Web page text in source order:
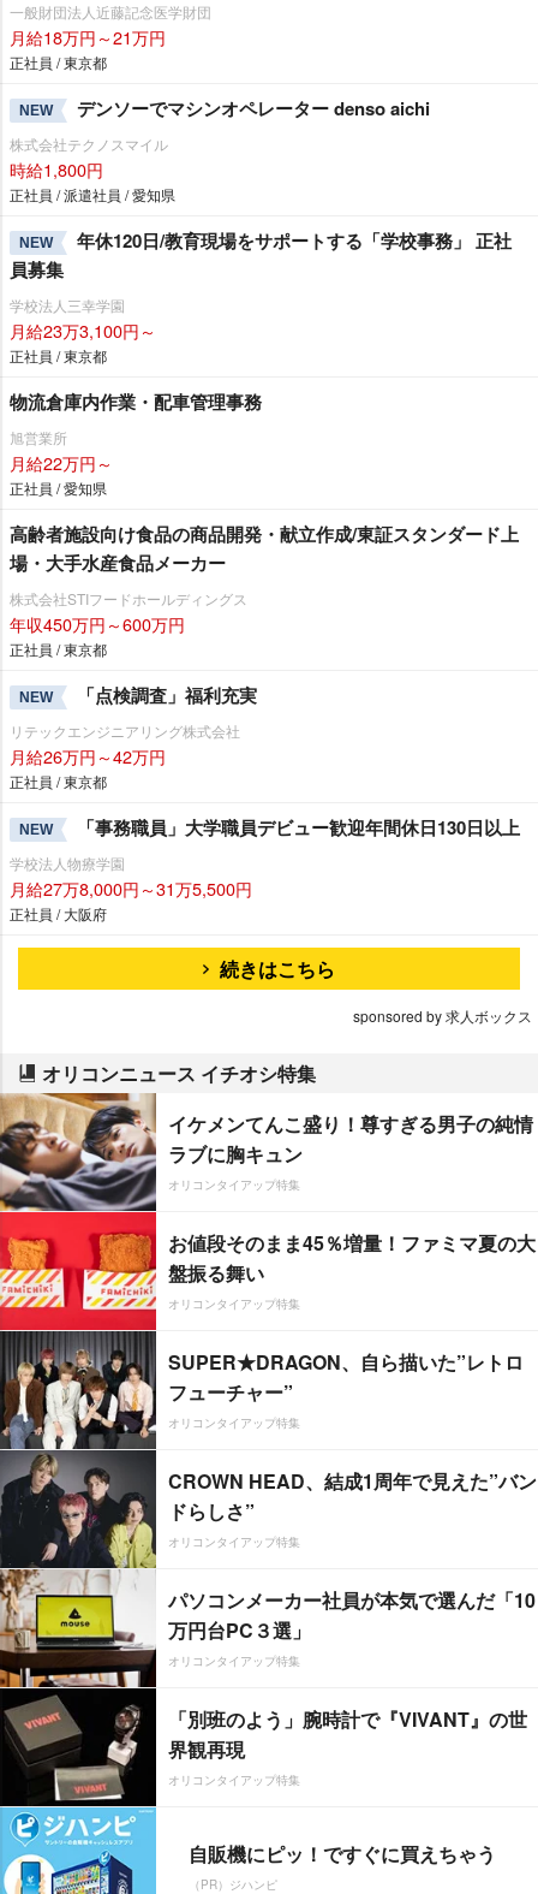
一般財団法人近藤記念医学財団
月給18万円～21万円
正社員 / 東京都
NEW デンソーでマシンオペレーター denso aichi
株式会社テクノスマイル
時給1,800円
正社員 / 派遣社員 / 愛知県
NEW
年休120日/教育現場をサポートする「学校事務」 正社
員募集
学校法人三幸学園
月給23万3,100円～
正社員 / 東京都
物流倉庫内作業・配車管理事務
旭営業所
月給22万円～
正社員 / 愛知県
高齢者施設向け食品の商品開発・献立作成/東証スタンダード上
場・大手水産食品メーカー
株式会社STIフードホールディングス
年収450万円～600万円
正社員 / 東京都
NEW 「点検調査」福利充実
リテックエンジニアリング株式会社
月給26万円～42万円
正社員 / 東京都
NEW 「事務職員」大学職員デビュー歓迎年間休日130日以上
学校法人物療学園
月給27万8,000円～31万5,500円
正社員 / 大阪府
続きはこちら
sponsored by 求人ボックス
オリコンニュース イチオシ特集
イケメンてんこ盛り！尊すぎる男子の純情
ラブに胸キュン
オリコンタイアップ特集
お値段そのまま45％増量！ファミマ夏の大
盤振る舞い
オリコンタイアップ特集
SUPER★DRAGON、自ら描いた”レトロ
フューチャー”
オリコンタイアップ特集
CROWN HEAD、結成1周年で見えた”バン
ドらしさ”
オリコンタイアップ特集
パソコンメーカー社員が本気で選んだ「10
万円台PC３選」
オリコンタイアップ特集
「別班のよう」腕時計で『VIVANT』の世
界観再現
オリコンタイアップ特集
自販機にピッ！ですぐに買えちゃう
（PR）ジハンピ